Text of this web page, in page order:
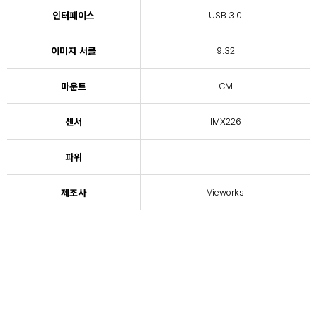
인터페이스 USB 3.0
이미지 서클 9.32
마운트 CM
센서 IMX226
파워
제조사 Vieworks